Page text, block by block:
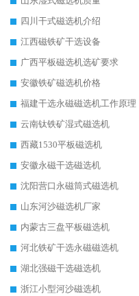
四川干式磁选机介绍
江西磁铁矿干选设备
广西平板磁选机选矿要求
安徽铁矿磁选机价格
福建干选永磁磁选机工作原理
云南钛铁矿湿式磁选机
西藏1530平板磁选机
安徽永磁干选磁选机
沈阳营口永磁筒式磁选机
山东河沙磁选机厂家
内蒙古三盘平板磁选机
河北铁矿干选永磁磁选机
湖北强磁干选磁选机
浙江小型河沙磁选机